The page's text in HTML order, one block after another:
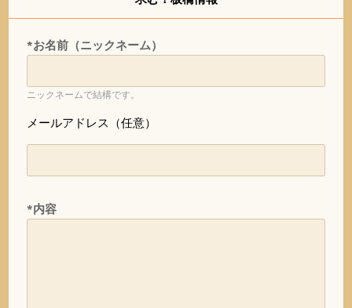
*お名前（ニックネーム）
ニックネームで結構です。
メールアドレス（任意）
*内容